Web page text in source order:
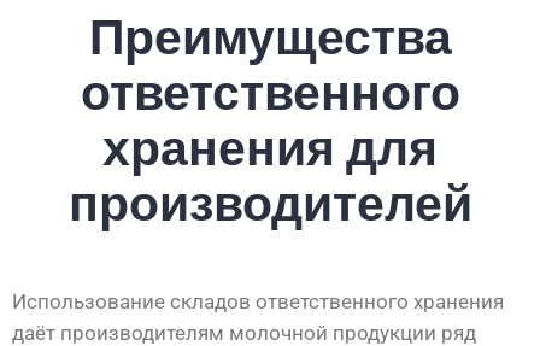
Преимущества
ответственного
хранения для
производителей
Использование складов ответственного хранения
даёт производителям молочной продукции ряд